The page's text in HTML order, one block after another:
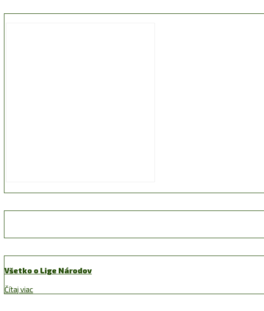
Všetko o Lige Národov
Čítaj viac